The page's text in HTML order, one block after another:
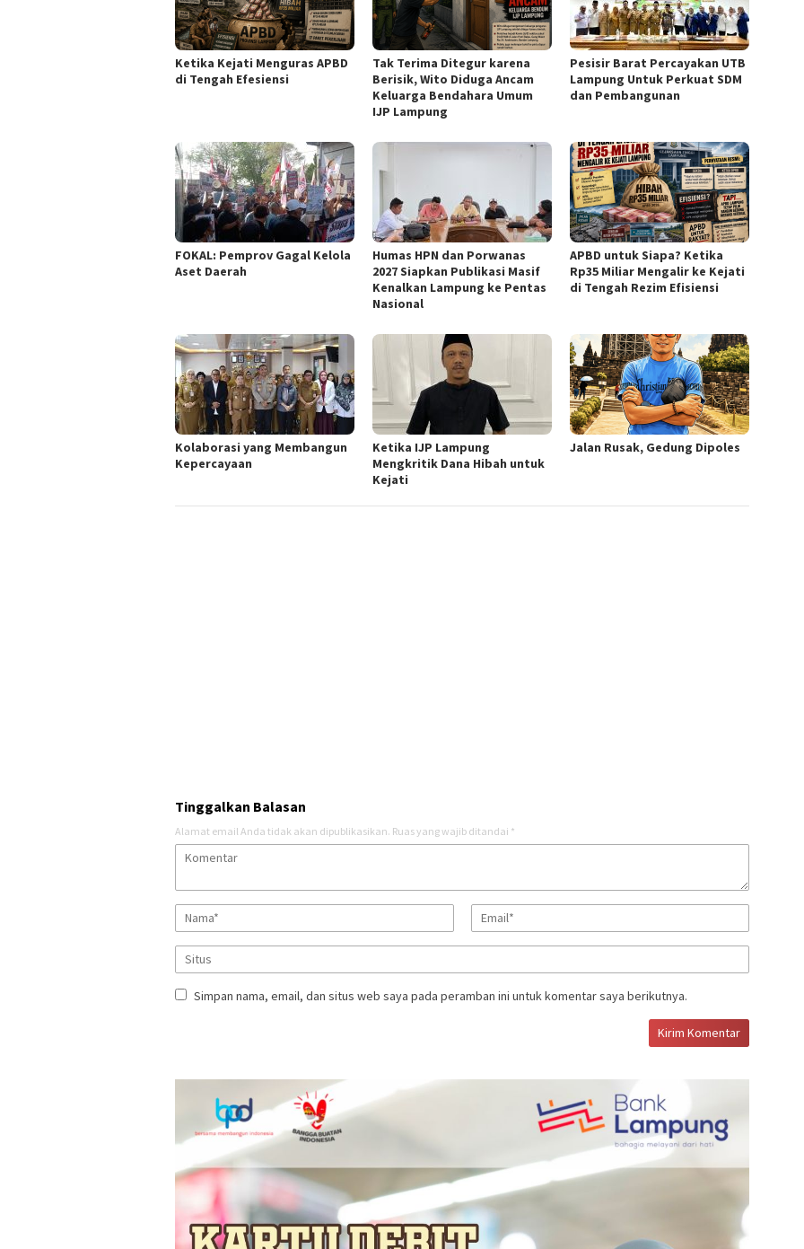
Ketika Kejati Menguras APBD
di Tengah Efesiensi
Tak Terima Ditegur karena
Berisik, Wito Diduga Ancam
Keluarga Bendahara Umum
IJP Lampung
Pesisir Barat Percayakan UTB
Lampung Untuk Perkuat SDM
dan Pembangunan
FOKAL: Pemprov Gagal Kelola
Aset Daerah
Humas HPN dan Porwanas
2027 Siapkan Publikasi Masif
Kenalkan Lampung ke Pentas
Nasional
APBD untuk Siapa? Ketika
Rp35 Miliar Mengalir ke Kejati
di Tengah Rezim Efisiensi
Kolaborasi yang Membangun
Kepercayaan
Ketika IJP Lampung
Mengkritik Dana Hibah untuk
Kejati
Jalan Rusak, Gedung Dipoles
Tinggalkan Balasan
Alamat email Anda tidak akan dipublikasikan. Ruas yang wajib ditandai *
Simpan nama, email, dan situs web saya pada peramban ini untuk komentar saya berikutnya.